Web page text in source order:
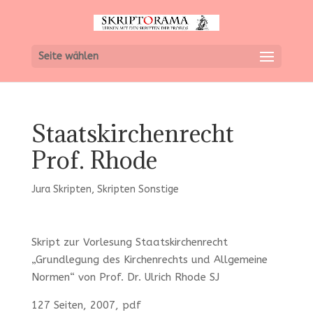
Seite wählen
Staatskirchenrecht
Prof. Rhode
Jura Skripten, Skripten Sonstige
Skript zur Vorlesung Staatskirchenrecht
„Grundlegung des Kirchenrechts und Allgemeine
Normen“ von Prof. Dr. Ulrich Rhode SJ
127 Seiten, 2007, pdf